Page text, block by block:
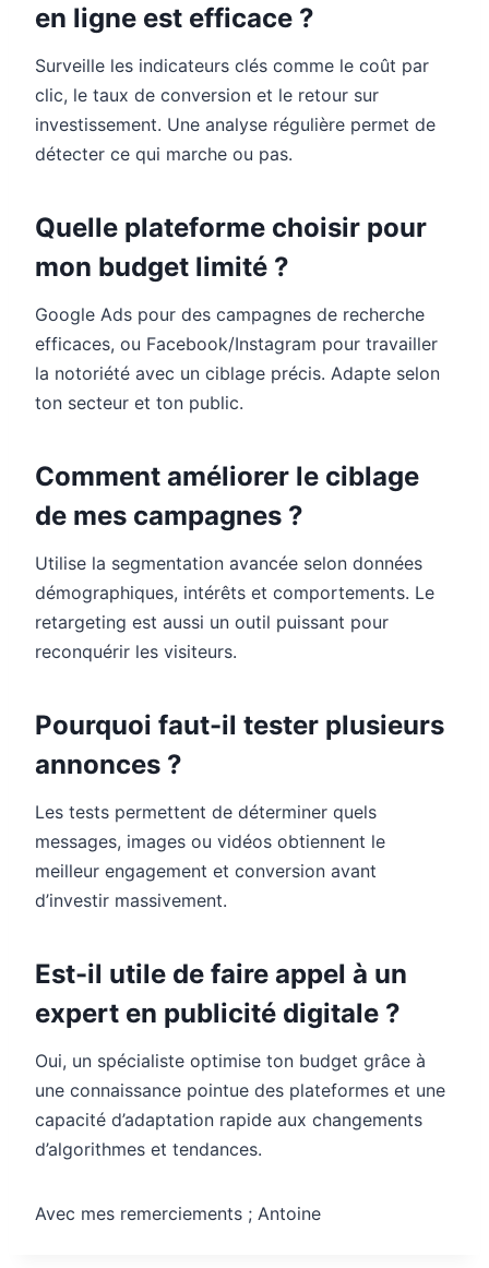
en ligne est efficace ?
Surveille les indicateurs clés comme le coût par
clic, le taux de conversion et le retour sur
investissement. Une analyse régulière permet de
détecter ce qui marche ou pas.
Quelle plateforme choisir pour
mon budget limité ?
Google Ads pour des campagnes de recherche
efficaces, ou Facebook/Instagram pour travailler
la notoriété avec un ciblage précis. Adapte selon
ton secteur et ton public.
Comment améliorer le ciblage
de mes campagnes ?
Utilise la segmentation avancée selon données
démographiques, intérêts et comportements. Le
retargeting est aussi un outil puissant pour
reconquérir les visiteurs.
Pourquoi faut-il tester plusieurs
annonces ?
Les tests permettent de déterminer quels
messages, images ou vidéos obtiennent le
meilleur engagement et conversion avant
d’investir massivement.
Est-il utile de faire appel à un
expert en publicité digitale ?
Oui, un spécialiste optimise ton budget grâce à
une connaissance pointue des plateformes et une
capacité d’adaptation rapide aux changements
d’algorithmes et tendances.
Avec mes remerciements ; Antoine